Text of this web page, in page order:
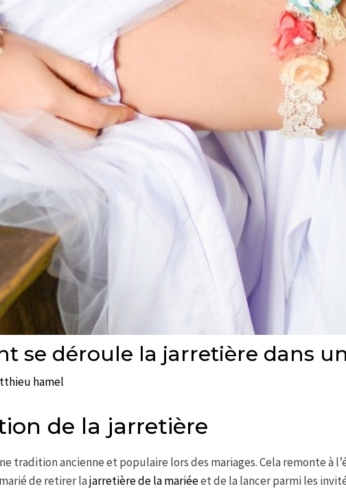
se déroule la jarretière dans
hamel
de la jarretière
tradition ancienne et populaire lors des mariages. Cela remonte à
de retirer lajarretière de la mariéeet de la lancer parmi les